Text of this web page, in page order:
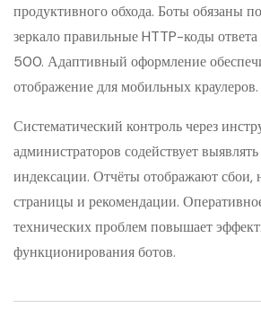
продуктивного обхода. Боты обязаны
зеркало правильные HTTP-коды
500. Адаптивный оформление
отображение для мобильных краулеров.
Систематический контроль через
администраторов содействует
индексации. Отчёты отображают сбои,
страницы и рекомендации.
технических проблем повышает
функционирования ботов.